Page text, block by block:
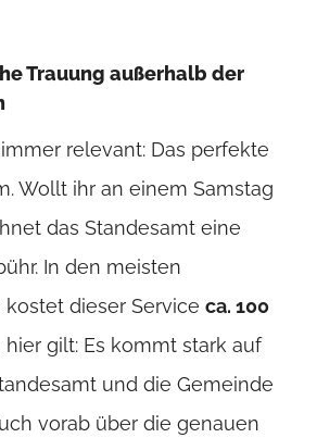
Trauung außerhalb der
relevant: Das perfekte
Wollt ihr an einem Samstag
das Standesamt eine
In den meisten
dieser Service ca. 100
hier gilt: Es kommt stark auf
und die Gemeinde
vorab über die genauen